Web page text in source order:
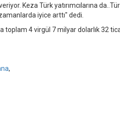
Keza Türk yatırımcılarına
iyice arttı" dedi.
toplam 4 virgül 7 milyar dolarlık 32
,